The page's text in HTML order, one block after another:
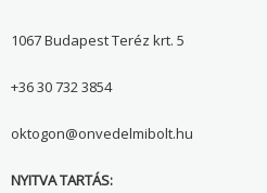
1067 Budapest Teréz krt. 5
+36 30 732 3854
oktogon@onvedelmibolt.hu
NYITVA TARTÁS: